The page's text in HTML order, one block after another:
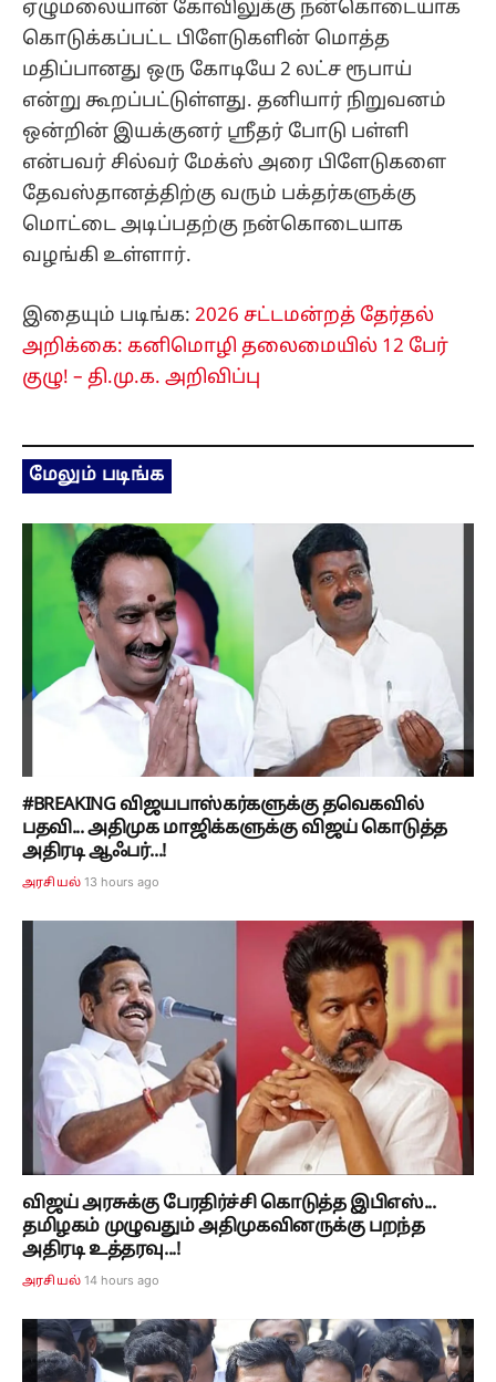
ஏழுமலையான் கோவிலுக்கு நன்கொடையாக
கொடுக்கப்பட்ட பிளேடுகளின் மொத்த
மதிப்பானது ஒரு கோடியே 2 லட்ச ரூபாய்
என்று கூறப்பட்டுள்ளது. தனியார் நிறுவனம்
ஒன்றின் இயக்குனர் ஸ்ரீதர் போடு பள்ளி
என்பவர் சில்வர் மேக்ஸ் அரை பிளேடுகளை
தேவஸ்தானத்திற்கு வரும் பக்தர்களுக்கு
மொட்டை அடிப்பதற்கு நன்கொடையாக
வழங்கி உள்ளார்.
இதையும் படிங்க: 2026 சட்டமன்றத் தேர்தல்
அறிக்கை: கனிமொழி தலைமையில் 12 பேர்
குழு! – தி.மு.க. அறிவிப்பு
மேலும் படிங்க
#BREAKING விஜயபாஸ்கர்களுக்கு தவெகவில்
பதவி... அதிமுக மாஜிக்களுக்கு விஜய் கொடுத்த
அதிரடி ஆஃபர்...!
அரசியல் 13 hours ago
விஜய் அரசுக்கு பேரதிர்ச்சி கொடுத்த இபிஎஸ்...
தமிழகம் முழுவதும் அதிமுகவினருக்கு பறந்த
அதிரடி உத்தரவு...!
அரசியல் 14 hours ago